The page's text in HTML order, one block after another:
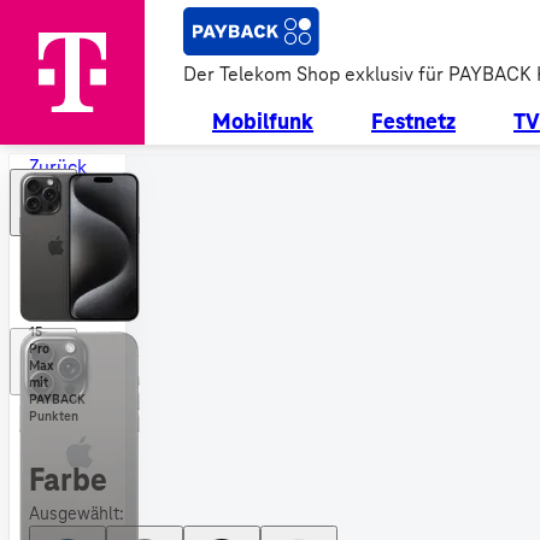
Der Telekom Shop exklusiv für PAYBACK
Mobilfunk Festnetz TV
Zurück
zu
allen
Geräten
iPhone
15
Pro
Max
mit
PAYBACK
Punkten
Farbe
Ausgewählt: